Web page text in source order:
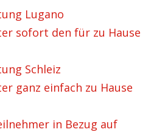
Lugano
sofort den für zu Hause
Schleiz
ganz einfach zu Hause
in Bezug auf